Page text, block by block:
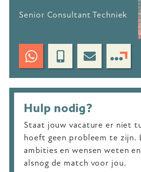
Senior Consultant Techniek
Hulp nodig?
Staat jouw vacature er niet
hoeft geen probleem te zijn.
ambities en wensen weten
alsnog de match voor jou.